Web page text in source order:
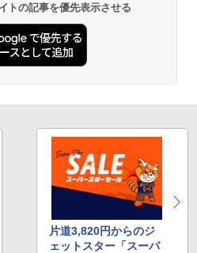
トの記事を優先表示させる
片道3,820円からのジ
ェットスター「スーパ